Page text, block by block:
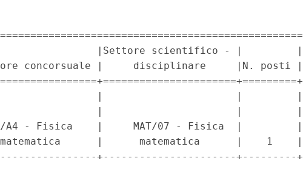
|Settore scientifico - |         |
concorsuale |     disciplinare     |N. posti |
|                      |         |
|                      |         |
A4 - Fisica    |     MAT/07 - Fisica  |         |
|      matematica      |    1    |
+----------------------+---------+